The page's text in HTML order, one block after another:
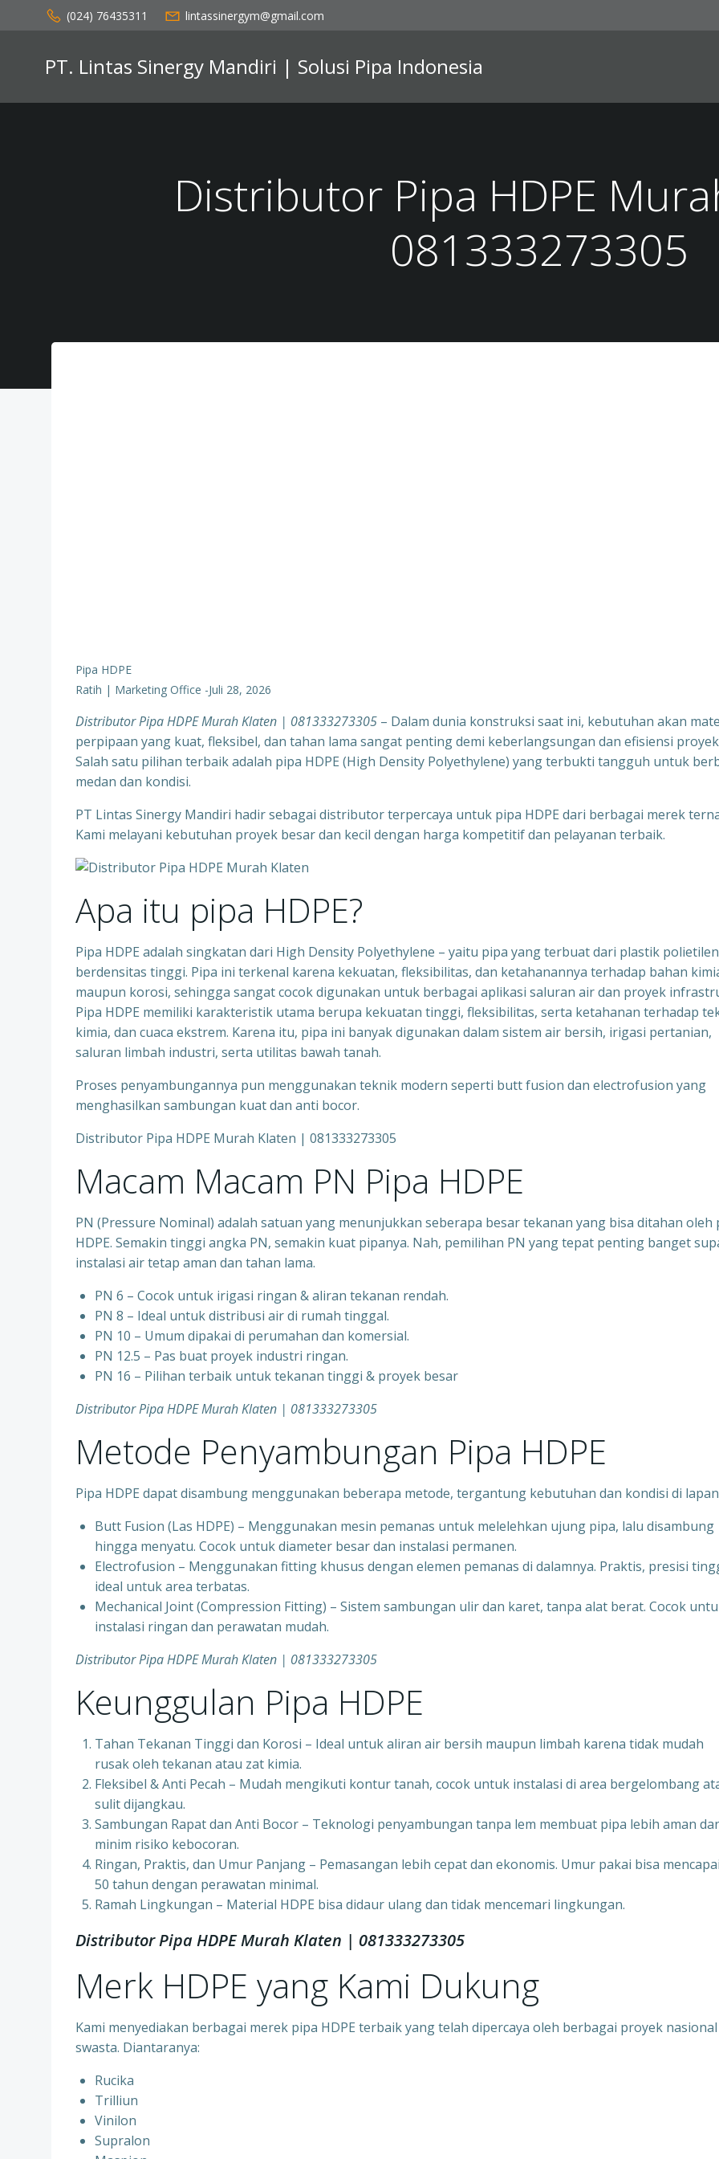
to
(024) 76435311 lintassinergym@gmail.com
PT. Lintas Sinergy Mandiri | Solusi Pipa Indonesia
Distributor Pipa HDPE
081333273305
Pipa HDPE
Ratih | Marketing Office -Juli 28, 2026
Distributor Pipa HDPE Murah Klaten | 081333273305 – Dalam dunia konstruksi saat ini, kebutuhan akan
perpipaan yang kuat, fleksibel, dan tahan lama sangat penting demi keberlangsungan dan efisiensi
Salah satu pilihan terbaik adalah pipa HDPE (High Density Polyethylene) yang terbukti tangguh untuk
medan dan kondisi.
PT Lintas Sinergy Mandiri hadir sebagai distributor terpercaya untuk pipa HDPE dari berbagai merek
Kami melayani kebutuhan proyek besar dan kecil dengan harga kompetitif dan pelayanan terbaik.
Apa itu pipa HDPE?
Pipa HDPE adalah singkatan dari High Density Polyethylene – yaitu pipa yang terbuat dari plastik
berdensitas tinggi. Pipa ini terkenal karena kekuatan, fleksibilitas, dan ketahanannya terhadap bahan
maupun korosi, sehingga sangat cocok digunakan untuk berbagai aplikasi saluran air dan proyek
Pipa HDPE memiliki karakteristik utama berupa kekuatan tinggi, fleksibilitas, serta ketahanan terhadap
kimia, dan cuaca ekstrem. Karena itu, pipa ini banyak digunakan dalam sistem air bersih, irigasi pertanian,
saluran limbah industri, serta utilitas bawah tanah.
Proses penyambungannya pun menggunakan teknik modern seperti butt fusion dan electrofusion yang
menghasilkan sambungan kuat dan anti bocor.
Distributor Pipa HDPE Murah Klaten | 081333273305
Macam Macam PN Pipa HDPE
PN (Pressure Nominal) adalah satuan yang menunjukkan seberapa besar tekanan yang bisa ditahan oleh
HDPE. Semakin tinggi angka PN, semakin kuat pipanya. Nah, pemilihan PN yang tepat penting banget
instalasi air tetap aman dan tahan lama.
PN 6 – Cocok untuk irigasi ringan & aliran tekanan rendah.
PN 8 – Ideal untuk distribusi air di rumah tinggal.
PN 10 – Umum dipakai di perumahan dan komersial.
PN 12.5 – Pas buat proyek industri ringan.
PN 16 – Pilihan terbaik untuk tekanan tinggi & proyek besar
Distributor Pipa HDPE Murah Klaten | 081333273305
Metode Penyambungan Pipa HDPE
Pipa HDPE dapat disambung menggunakan beberapa metode, tergantung kebutuhan dan kondisi di
Butt Fusion (Las HDPE) – Menggunakan mesin pemanas untuk melelehkan ujung pipa, lalu disambung
hingga menyatu. Cocok untuk diameter besar dan instalasi permanen.
Electrofusion – Menggunakan fitting khusus dengan elemen pemanas di dalamnya. Praktis, presisi
ideal untuk area terbatas.
Mechanical Joint (Compression Fitting) – Sistem sambungan ulir dan karet, tanpa alat berat. Cocok
instalasi ringan dan perawatan mudah.
Distributor Pipa HDPE Murah Klaten | 081333273305
Keunggulan Pipa HDPE
Tahan Tekanan Tinggi dan Korosi – Ideal untuk aliran air bersih maupun limbah karena tidak mudah
rusak oleh tekanan atau zat kimia.
Fleksibel & Anti Pecah – Mudah mengikuti kontur tanah, cocok untuk instalasi di area bergelombang
sulit dijangkau.
Sambungan Rapat dan Anti Bocor – Teknologi penyambungan tanpa lem membuat pipa lebih aman
minim risiko kebocoran.
Ringan, Praktis, dan Umur Panjang – Pemasangan lebih cepat dan ekonomis. Umur pakai bisa mencapai
50 tahun dengan perawatan minimal.
Ramah Lingkungan – Material HDPE bisa didaur ulang dan tidak mencemari lingkungan.
Distributor Pipa HDPE Murah Klaten | 081333273305
Merk HDPE yang Kami Dukung
Kami menyediakan berbagai merek pipa HDPE terbaik yang telah dipercaya oleh berbagai proyek
swasta. Diantaranya:
Rucika
Trilliun
Vinilon
Supralon